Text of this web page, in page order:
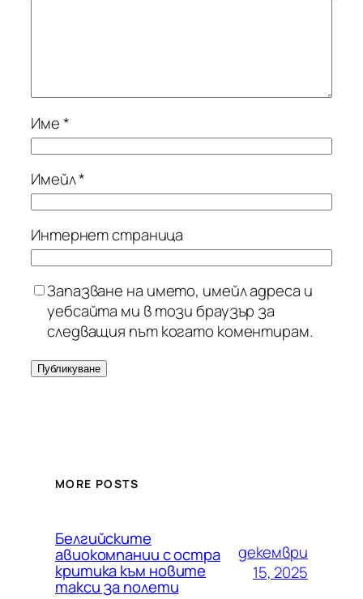
Име*
Имейл*
Интернет страница
Запазване на името, имейл адреса и
уебсайта ми в този браузър за
следващия път когато коментирам.
MORE POSTS
Белгийските
авиокомпании с остра
критика към новите
такси за полети
декември
15, 2025